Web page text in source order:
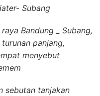
Subang
Bandung _ Subang,
panjang,
menyebut
sebutan tanjakan